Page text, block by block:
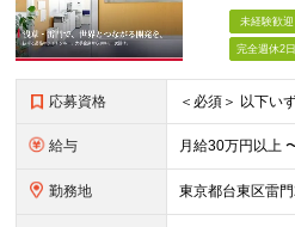
未経験歓迎
完全週休2日
応募資格
給与
勤務地